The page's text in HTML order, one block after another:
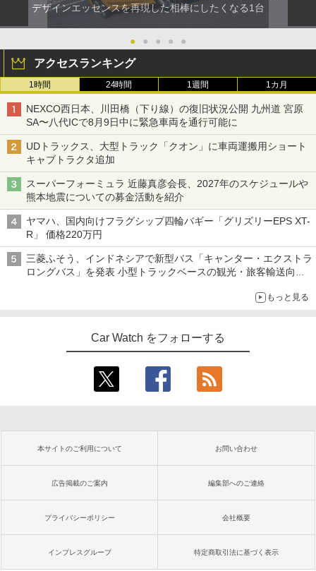
デザインエッセンスを再現した相棒にしたくなる1台
● ● ● ● ●
アクセスランキング
1時間 24時間 1週間 1カ月
NEXCO西日本、川田橋（下り線）の復旧状況公開 九州道 宮原
SA〜八代ICで8月9日中に緊急車両を通行可能に
UDトラックス、大型トラック「クオン」に車両運搬用ショート
キャブトラクタ追加
スーパーフォーミュラ 近藤真彦会長、2027年のスケジュールや
熊本地震についての募金活動を紹介
ヤマハ、国内向けフラグシップ四輪バギー「グリズリーEPS XT-
R」 価格220万円
三菱ふそう、インドネシアで新型バス「キャンター・エクストラ
ロングバス」を発表 小型トラックベースの観光・旅客輸送向け
もっと見る
Car Watch をフォローする
本サイトのご利用について お問い合わせ
広告掲載のご案内 編集部へのご連絡
プライバシーポリシー 会社概要
インプレスグループ 特定商取引法に基づく表示